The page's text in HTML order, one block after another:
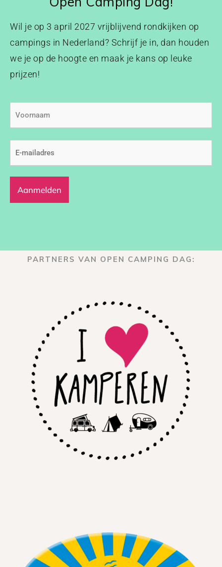
Wil je op 3 april 2027 vrijblijvend rondkijken op
campings in Nederland? Schrijf je in, dan houden
we je op de hoogte en maak je kans op leuke
prijzen!
Voornaam
E-
mailadres
PARTNERS VAN OPEN CAMPING DAG: